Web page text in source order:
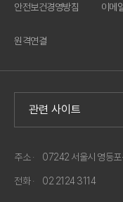
안전보건경영방침 이메
원격연결
주소 · 07242 서울시 영등포
전화 · 02 2124 3114